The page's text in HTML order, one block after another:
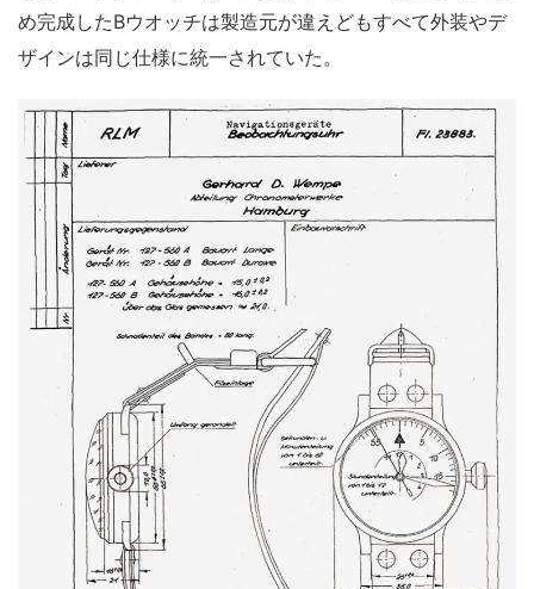
め完成したBウオッチは製造元が違えどもすべて外装やデ
ザインは同じ仕様に統一されていた。